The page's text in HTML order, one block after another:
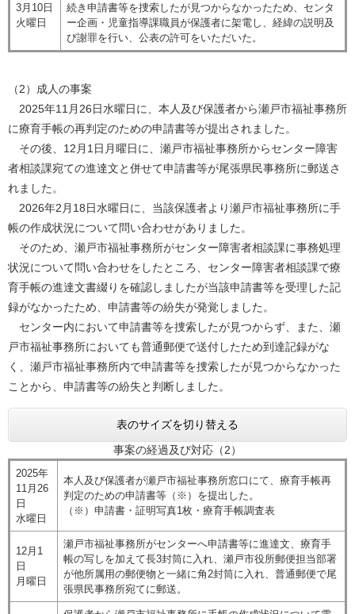
3月10日
火曜日
続き申請書等を捜索したが見つからなかったため、センタ
ー企画・児童指導課職員が保護者に架電し、経緯の説明及
び謝罪を行い、公表の許可をいただいた。
（2）成人の事案
2025年11月26日水曜日に、本人及び保護者から瀬戸市福祉事務所
に療育手帳の再判定のための申請書等が提出されました。
その後、12月1日月曜日に、瀬戸市福祉事務所からセンター障害
者相談課宛ての進達文と併せて申請書等が尾張県民事務所に郵送さ
れました。
2026年2月18日水曜日に、当該保護者より瀬戸市福祉事務所に手
帳の作成状況について問い合わせがありました。
そのため、瀬戸市福祉事務所がセンター障害者相談課に事務処理
状況について問い合わせをしたところ、センター障害者相談課で療
育手帳の進達文書綴りを確認しましたが当該申請書等を受理した記
録がなかったため、申請書等の紛失が発覚しました。
センター内において申請書等を捜索したが見つからず、また、瀬
戸市福祉事務所においても普通郵便で送付したため到達記録がな
く、瀬戸市福祉事務所内で申請書等を捜索したが見つからなかった
ことから、申請書等の紛失と判断しました。
表のサイズを切り替える
事案の経過及び対応（2）
2025年
11月26
日
水曜日
本人及び保護者が瀬戸市福祉事務所窓口にて、療育手帳再
判定のための申請書等（※）を提出した。
（※）申請書・証明写真1枚・療育手帳調査表
12月1
日
月曜日
瀬戸市福祉事務所がセンターへ申請書等に進達文、療育手
帳の写しを加えて長3封筒に入れ、瀬戸市役所郵便担当部署
が他所属用の郵便物と一緒に角2封筒に入れ、普通郵便で尾
張県民事務所宛てに郵送。